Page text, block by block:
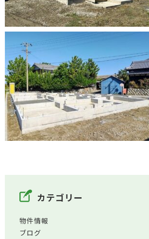
カテゴリー
物件情報
ブログ